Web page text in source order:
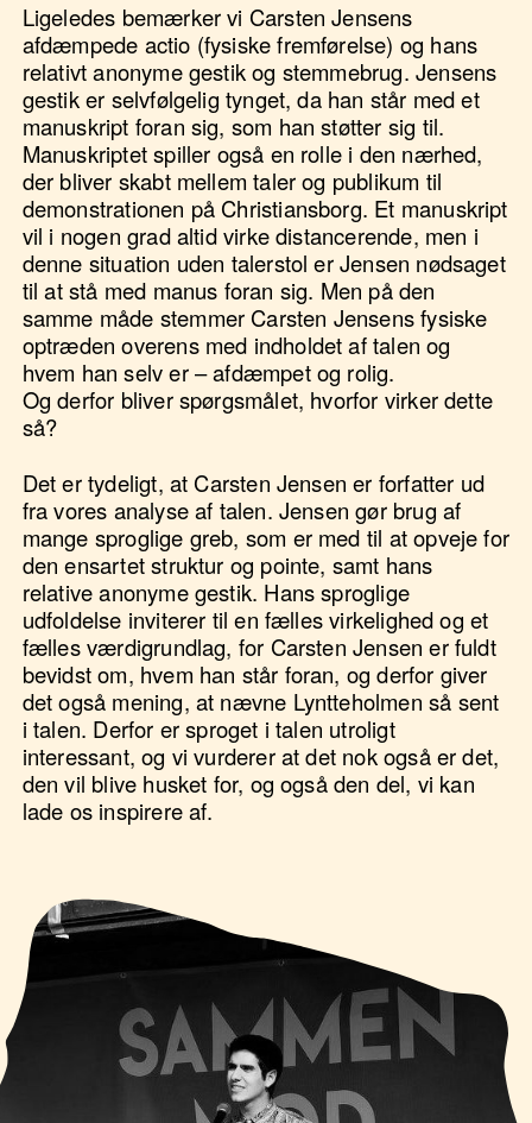
Ligeledes bemærker vi Carsten Jensens
afdæmpede actio (fysiske fremførelse) og hans
relativt anonyme gestik og stemmebrug. Jensens
gestik er selvfølgelig tynget, da han står med et
manuskript foran sig, som han støtter sig til.
Manuskriptet spiller også en rolle i den nærhed,
der bliver skabt mellem taler og publikum til
demonstrationen på Christiansborg. Et manuskript
vil i nogen grad altid virke distancerende, men i
denne situation uden talerstol er Jensen nødsaget
til at stå med manus foran sig. Men på den
samme måde stemmer Carsten Jensens fysiske
optræden overens med indholdet af talen og
hvem han selv er – afdæmpet og rolig.
Og derfor bliver spørgsmålet, hvorfor virker dette
så?
Det er tydeligt, at Carsten Jensen er forfatter ud
fra vores analyse af talen. Jensen gør brug af
mange sproglige greb, som er med til at opveje for
den ensartet struktur og pointe, samt hans
relative anonyme gestik. Hans sproglige
udfoldelse inviterer til en fælles virkelighed og et
fælles værdigrundlag, for Carsten Jensen er fuldt
bevidst om, hvem han står foran, og derfor giver
det også mening, at nævne Lyntteholmen så sent
i talen. Derfor er sproget i talen utroligt
interessant, og vi vurderer at det nok også er det,
den vil blive husket for, og også den del, vi kan
lade os inspirere af.